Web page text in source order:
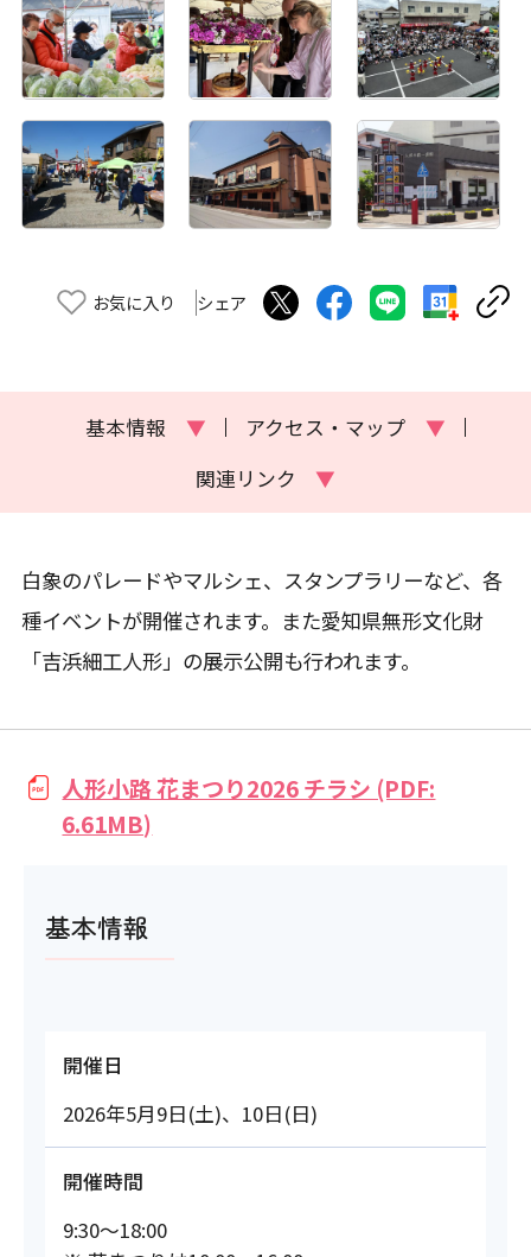
お気に入り シェア
基本情報 ▼ アクセス・マップ
▼
関連リンク
▼
白象のパレードやマルシェ、スタンプラリーなど、各
種イベントが開催されます。また愛知県無形文化財
「吉浜細工人形」の展示公開も行われます。
人形小路 花まつり2026 チラシ (PDF:
6.61MB)
基本情報
開催日
2026年5月9日(土)、10日(日)
開催時間
9:30～18:00